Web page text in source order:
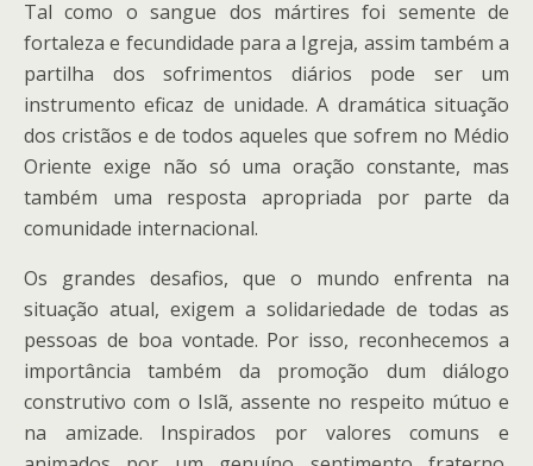
Tal como o sangue dos mártires foi semente de
fortaleza e fecundidade para a Igreja, assim também a
partilha dos sofrimentos diários pode ser um
instrumento eficaz de unidade. A dramática situação
dos cristãos e de todos aqueles que sofrem no Médio
Oriente exige não só uma oração constante, mas
também uma resposta apropriada por parte da
comunidade internacional.
Os grandes desafios, que o mundo enfrenta na
situação atual, exigem a solidariedade de todas as
pessoas de boa vontade. Por isso, reconhecemos a
importância também da promoção dum diálogo
construtivo com o Islã, assente no respeito mútuo e
na amizade. Inspirados por valores comuns e